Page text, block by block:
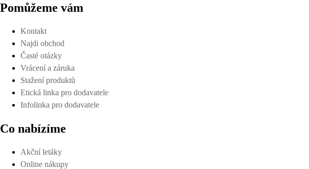
Pomůžeme vám
Kontakt
Najdi obchod
Časté otázky
Vrácení a záruka
Stažení produktů
Etická linka pro dodavatele
Infolinka pro dodavatele
Co nabízíme
Akční letáky
Online nákupy